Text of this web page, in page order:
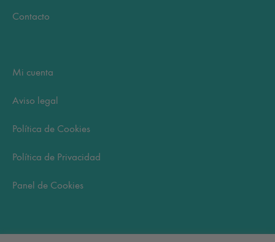
Contacto
Mi cuenta
Aviso legal
Política de Cookies
Política de Privacidad
Panel de Cookies